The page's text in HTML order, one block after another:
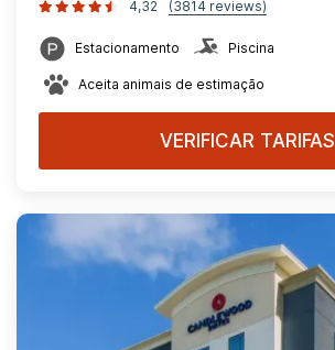
4,32
(3814 reviews)
Estacionamento Piscina
Aceita animais de estimação
VERIFICAR TARIFAS